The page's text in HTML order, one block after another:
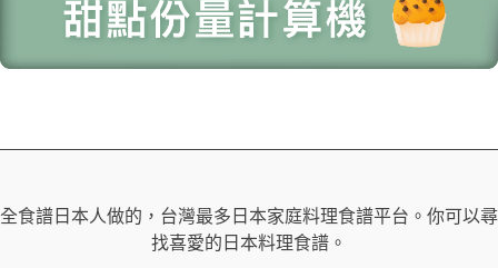
全食譜日本人做的，台灣最多日本家庭料理食譜平台。你可以尋
找喜愛的日本料理食譜。